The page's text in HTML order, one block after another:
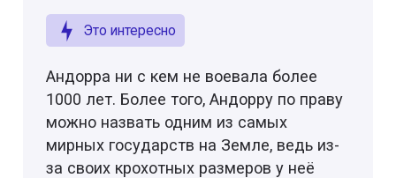
Это интересно
Андорра ни с кем не воевала более
1000 лет. Более того, Андорру по праву
можно назвать одним из самых
мирных государств на Земле, ведь из-
за своих крохотных размеров у неё